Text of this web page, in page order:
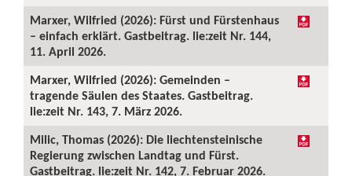
Marxer, Wilfried (2026): Fürst und Fürstenhaus
– einfach erklärt. Gastbeitrag. lie:zeit Nr. 144,
11. April 2026.
Marxer, Wilfried (2026): Gemeinden –
tragende Säulen des Staates. Gastbeitrag.
lie:zeit Nr. 143, 7. März 2026.
Milic, Thomas (2026): Die liechtensteinische
Regierung zwischen Landtag und Fürst.
Gastbeitrag. lie:zeit Nr. 142, 7. Februar 2026.